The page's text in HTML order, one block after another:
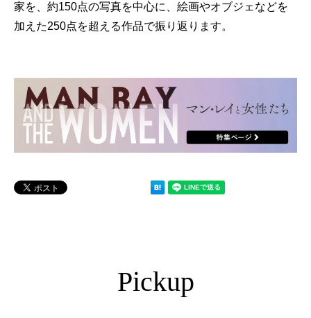
家を、約150点の写真を中心に、絵画やオブジェなどを
加えた250点を超える作品で振り返ります。
Pickup